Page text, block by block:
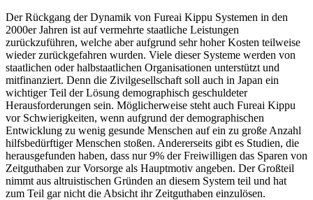
Der Rückgang der Dynamik von Fureai Kippu Systemen in den
2000er Jahren ist auf vermehrte staatliche Leistungen
zurückzuführen, welche aber aufgrund sehr hoher Kosten teilweise
wieder zurückgefahren wurden. Viele dieser Systeme werden von
staatlichen oder halbstaatlichen Organisationen unterstützt und
mitfinanziert. Denn die Zivilgesellschaft soll auch in Japan ein
wichtiger Teil der Lösung demographisch geschuldeter
Herausforderungen sein. Möglicherweise steht auch Fureai Kippu
vor Schwierigkeiten, wenn aufgrund der demographischen
Entwicklung zu wenig gesunde Menschen auf ein zu große Anzahl
hilfsbedürftiger Menschen stoßen. Andererseits gibt es Studien, die
herausgefunden haben, dass nur 9% der Freiwilligen das Sparen von
Zeitguthaben zur Vorsorge als Hauptmotiv angeben. Der Großteil
nimmt aus altruistischen Gründen an diesem System teil und hat
zum Teil gar nicht die Absicht ihr Zeitguthaben einzulösen.